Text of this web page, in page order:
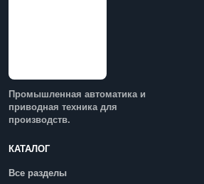
Промышленная автоматика и
приводная техника для
производств.
КАТАЛОГ
Все разделы